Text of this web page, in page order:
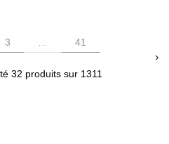
3 41
32 produits sur 1311
keyboard_arrow_right